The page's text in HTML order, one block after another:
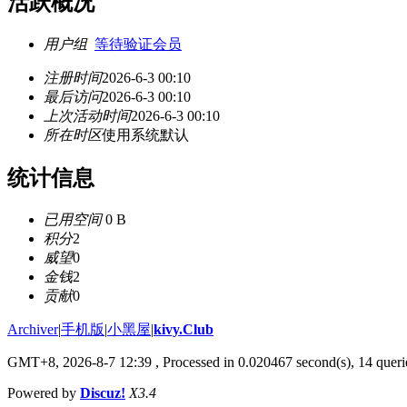
用户组 等待验证会员
注册时间2026-6-3 00:10
最后访问2026-6-3 00:10
上次活动时间2026-6-3 00:10
所在时区使用系统默认
统计信息
已用空间0 B
积分2
威望0
金钱2
贡献0
Archiver|手机版|小黑屋|kivy.Club
GMT+8, 2026-8-7 12:39 , Processed in 0.020467 second(s), 14
Powered by Discuz! X3.4